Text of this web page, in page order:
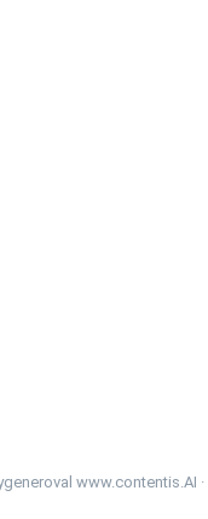
www.contentis.AI ·